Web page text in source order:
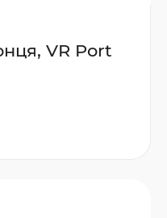
VR Port